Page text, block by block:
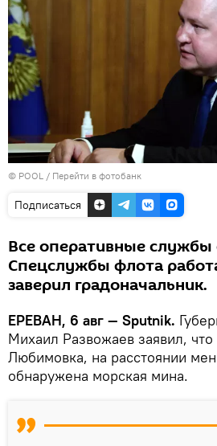
© POOL / Перейти в фотобанк
Подписаться
Все оперативные
Спецслужбы флота
заверил градоначальник.
ЕРЕВАН, 6 авг — Sputnik.
Михаил Развожаев заявил,
Любимовка, на расстоянии
обнаружена морская мина.